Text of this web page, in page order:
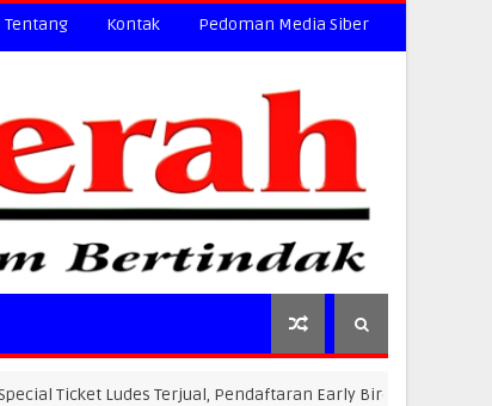
Tentang Kontak Pedoman Media Siber
Ludes Terjual, Pendaftaran Early Bird PLN Electric Run 2026